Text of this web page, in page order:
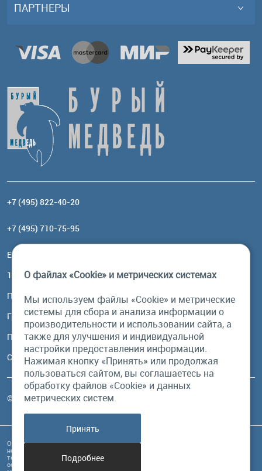
ПАРТНЕРЫ
+7 (495) 822-40-20
+7 (495) 710-75-95
Email:
117485, Москва, ул. Профсоюзная, 84/32, корп 1
Посмотреть на карте
График работы
Пн-Пт: с 10:00 до 18:00
Сб, Вс: выходной
© Бурый Медведь MMXXVI. Все права защищены.
Обращаем Ваше внимание на то, что данный интернет-сайт и его содержимое
носит исключительно информационный характер и ни при каких условиях
техническая информация, размещенная на сайте, не являются публичной
офертой, определяемой положениями Статьи 437 Гражданского кодекса РФ, и
О файлах «Cookie» и метрических системах
Мы используем файлы «Cookie» и метрические
системы для сбора и анализа информации о
производительности и использовании сайта, а
также для улучшения и индивидуальной
настройки предоставления информации.
Нажимая кнопку «Принять» или продолжая
пользоваться сайтом, вы соглашаетесь на
обработку файлов «Cookie» и данных
метрических систем.
Принять
Подробнее